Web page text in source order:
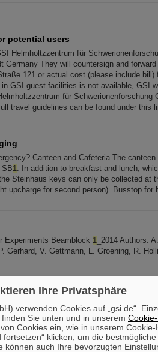
potential users
Helmholtzzentrum für
Germany They will countersign and
121 or actual cost (please include
GSI guest facilities is not available, GSI
für Schwerionenforschung
travel guidelines can be found under this
Canteen and Cafeteria The
SB1. In addition to breakfast and lunch,
Steinhaus keys can only be collected at
upcharge for second person). Busstop for
Experiments Beamblock 1 _2014 Authors:
Gerhard, V. Gettmann, L. Groening, R.
FAIR-Campus Adresse GSI
Telefon: +49-6159-71-0 Fax: +49-6159-
Ihre Privatsphäre
verwenden Cookies auf „gsi.de“.
Sie unten und in unserem
Cookies ein, wie in unserem
fortsetzen“ klicken, um die
können auch Ihre bevorzugten